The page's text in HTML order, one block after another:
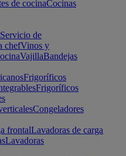
de cocinaCocinas
Servicio de
chefVinos y
VajillaBandejas
Frigoríficos
Frigoríficos
Congeladores
frontalLavadoras de carga
Lavadoras